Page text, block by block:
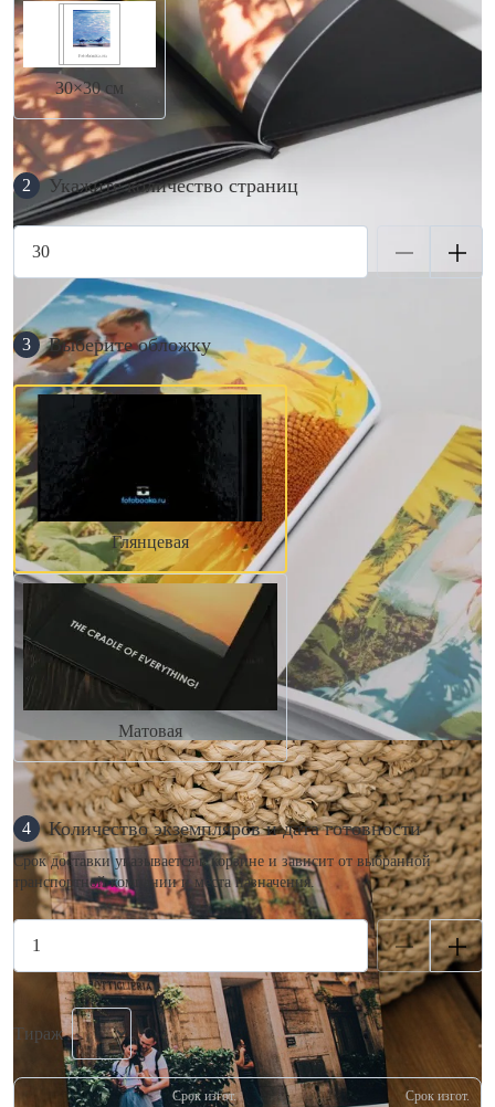
30×30 см
2 Укажите количество страниц
3 Выберите обложку
Глянцевая
Матовая
4 Количество экземпляров и дата готовности
Срок доставки указывается в корзине и зависит от выбранной
транспортной компании и места назначения.
Тираж
Срок изгот. Срок изгот.